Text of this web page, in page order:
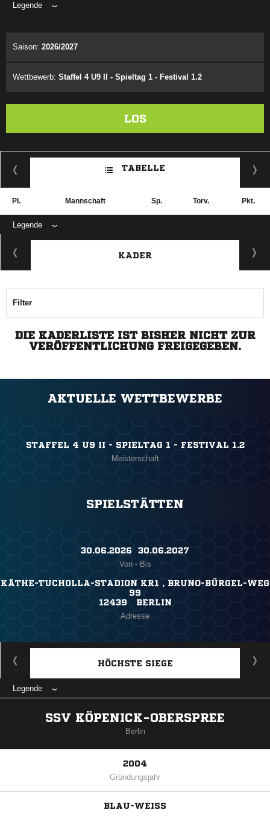
Legende
Saison: 2026/2027
Wettbewerb: Staffel 4 U9 II - Spieltag 1 - Festival 1.2
LOS
TABELLE
Pl. Mannschaft Sp. Torv. Pkt.
Legende
KADER
Filter
DIE KADERLISTE IST BISHER NICHT ZUR
VERÖFFENTLICHUNG FREIGEGEBEN.
AKTUELLE WETTBEWERBE
STAFFEL 4 U9 II - SPIELTAG 1 - FESTIVAL 1.2
Meisterschaft
SPIELSTÄTTEN
30.06.2026 ​ 30.06.2027
Von - Bis
KÄTHE-TUCHOLLA-STADION KR1 , BRUNO-BÜRGEL-WEG
99
12439 BERLIN
Adresse
HÖCHSTE SIEGE
Legende
SSV KÖPENICK-OBERSPREE
Berlin
2004
Gründungsjahr
BLAU-WEISS